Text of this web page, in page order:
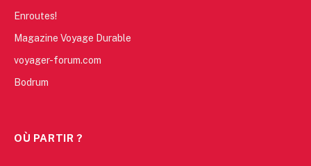
Enroutes!
Magazine Voyage Durable
voyager-forum.com
Bodrum
OÙ PARTIR ?